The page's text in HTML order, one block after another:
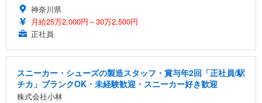
神奈川県
月給25万2,000円～30万2,500円
正社員
スニーカー・シューズの製造スタッフ・賞与年2回「正社員/駅
チカ」ブランクOK・未経験歓迎・スニーカー好き歓迎
株式会社小林